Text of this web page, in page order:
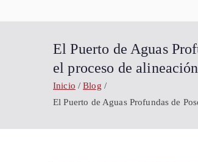
El Puerto de Aguas
el proceso de
Inicio
Blog
El Puerto de Aguas Profundas de